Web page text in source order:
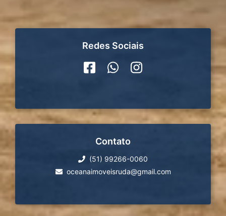
Redes Sociais
Contato
(51) 99266-0060
oceanaimoveisruda@gmail.com